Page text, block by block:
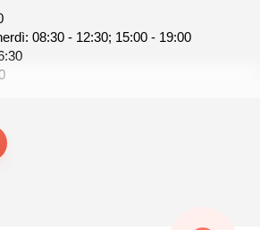
08:30 - 12:30; 15:00 - 19:00
Maria Isabel Grotto